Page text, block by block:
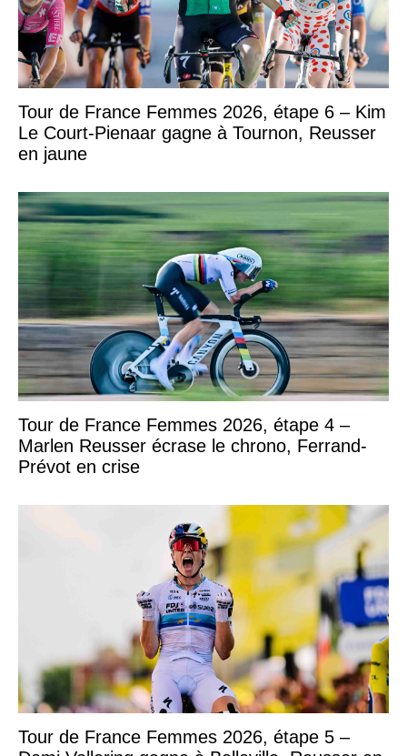
Tour de France Femmes 2026, étape 6 – Kim
Le Court-Pienaar gagne à Tournon, Reusser
en jaune
Tour de France Femmes 2026, étape 4 –
Marlen Reusser écrase le chrono, Ferrand-
Prévot en crise
Tour de France Femmes 2026, étape 5 –